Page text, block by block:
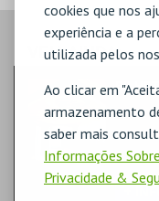
cookies que nos
experiência e a
utilizada pelos
Ao clicar em
armazenamento
saber mais
Informações
Privacidade &
VEJA AINDA:
MUSEU
+